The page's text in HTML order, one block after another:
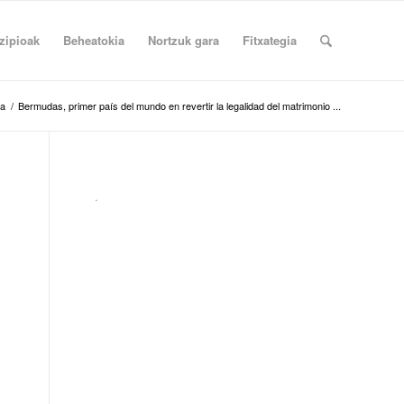
Beheatokia Nortzuk gara Fitxategia
/ Bermudas, primer país del mundo en revertir la legalidad del matrimonio ...
.